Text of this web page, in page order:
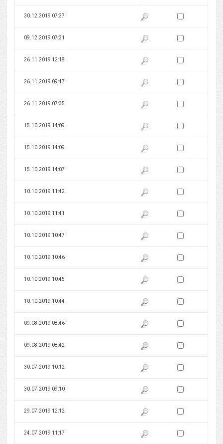
30.12.2019 07:37 Pokaż podgląd wersji z dnia
Zaznacz wersję do
09.12.2019 07:31 Pokaż podgląd wersji z dnia
Zaznacz wersję do
26.11.2019 12:18 Pokaż podgląd wersji z dnia
Zaznacz wersję do
26.11.2019 09:47 Pokaż podgląd wersji z dnia
Zaznacz wersję do
26.11.2019 07:35 Pokaż podgląd wersji z dnia
Zaznacz wersję do
15.10.2019 14:09 Pokaż podgląd wersji z dnia
Zaznacz wersję do
15.10.2019 14:09 Pokaż podgląd wersji z dnia
Zaznacz wersję do
15.10.2019 14:07 Pokaż podgląd wersji z dnia
Zaznacz wersję do
10.10.2019 11:42 Pokaż podgląd wersji z dnia
Zaznacz wersję do
10.10.2019 11:41 Pokaż podgląd wersji z dnia
Zaznacz wersję do
10.10.2019 10:47 Pokaż podgląd wersji z dnia
Zaznacz wersję do
10.10.2019 10:46 Pokaż podgląd wersji z dnia
Zaznacz wersję do
10.10.2019 10:45 Pokaż podgląd wersji z dnia
Zaznacz wersję do
10.10.2019 10:44 Pokaż podgląd wersji z dnia
Zaznacz wersję do
09.08.2019 08:46 Pokaż podgląd wersji z dnia
Zaznacz wersję do
09.08.2019 08:42 Pokaż podgląd wersji z dnia
Zaznacz wersję do
30.07.2019 10:12 Pokaż podgląd wersji z dnia
Zaznacz wersję do
30.07.2019 09:10 Pokaż podgląd wersji z dnia
Zaznacz wersję do
29.07.2019 12:12 Pokaż podgląd wersji z dnia
Zaznacz wersję do
24.07.2019 11:17 Pokaż podgląd wersji z dnia
Zaznacz wersję do